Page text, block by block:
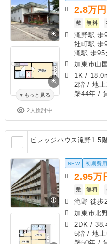
もっと見る
2人検討中
2.8万円
敷
無料
滝野駅 歩
社町駅 歩
滝駅 歩95
加東市山国
1K /
2階 / 地上
築44年 /
ビレッジハウス滝野1 5
NEW 初期費
2.95万
敷
無料
滝野 徒歩
加東市北
2DK /
5階 / 地
築50年 /